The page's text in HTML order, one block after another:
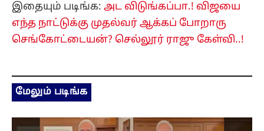
இதையும் படிங்க: அட விடுங்கப்பா.! விஜயை
எந்த நாட்டுக்கு முதல்வர் ஆக்கப் போறாரு
செங்கோட்டையன்? செல்லூர் ராஜு கேள்வி..!
மேலும் படிங்க